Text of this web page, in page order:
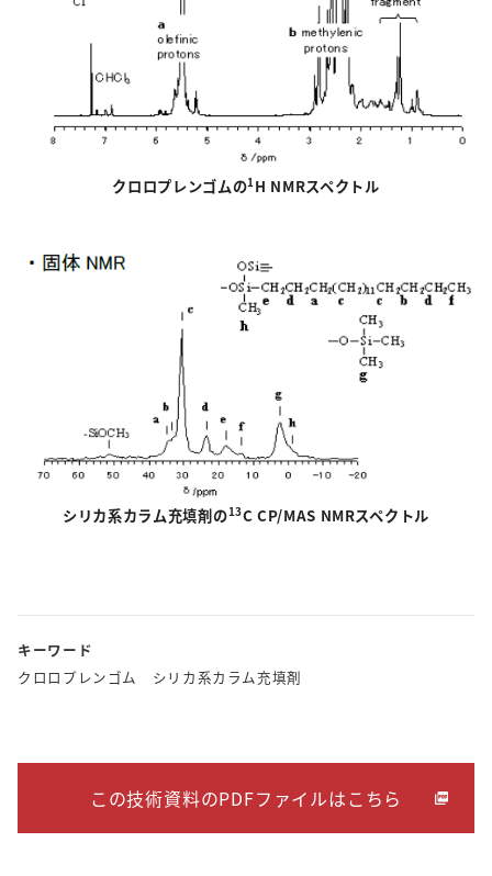
クロロプレンゴムの1 H NMRスペクトル
シリカ系カラム充填剤の13C CP/MAS NMRスペクトル
キーワード
クロロプレンゴム シリカ系カラム充填剤
この技術資料のPDFファイルはこちら